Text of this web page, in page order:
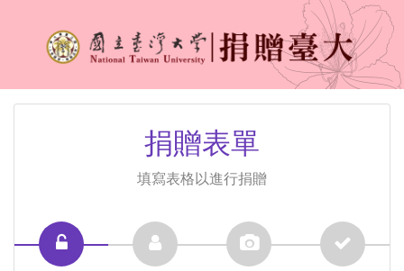
捐贈表單
填寫表格以進行捐贈